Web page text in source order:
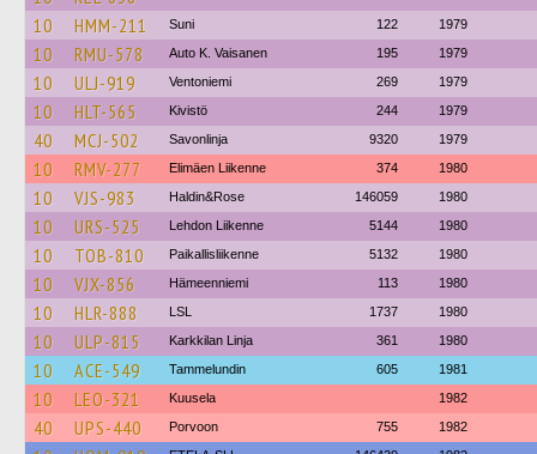
10 HMM-211 Suni 122 1979
10 RMU-578 Auto K. Vaisanen 195 1979
10 ULJ-919 Ventoniemi 269 1979
10 HLT-565 Kivistö 244 1979
40 MCJ-502 Savonlinja 9320 1979
10 RMV-277 Elimäen Liikenne 374 1980
10 VJS-983 Haldin&Rose 146059 1980
10 URS-525 Lehdon Liikenne 5144 1980
10 TOB-810 Paikallisliikenne 5132 1980
10 VJX-856 Hämeenniemi 113 1980
10 HLR-888 LSL 1737 1980
10 ULP-815 Karkkilan Linja 361 1980
10 ACE-549 Tammelundin 605 1981
10 LEO-321 Kuusela 1982
40 UPS-440 Porvoon 755 1982